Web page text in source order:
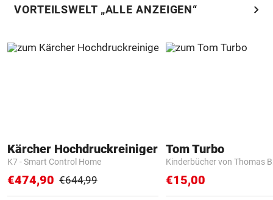
VORTEILSWELT „ALLE ANZEIGEN“ chevron_right
Kärcher Hochdruckreiniger
K7 - Smart Control Home
€474,90 €644,99
Tom Turbo
Kinderbücher von Thomas
€15,00